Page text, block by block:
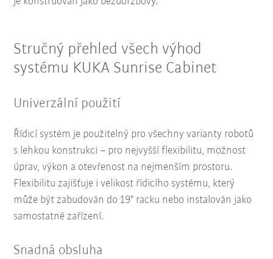
Stručný přehled všech výhod
systému KUKA Sunrise Cabinet
Univerzální použití
Řídicí systém je použitelný pro všechny varianty robotů
s lehkou konstrukci – pro nejvyšší flexibilitu, možnost
úprav, výkon a otevřenost na nejmenším prostoru.
Flexibilitu zajišťuje i velikost řídicího systému, který
může být zabudován do 19" racku nebo instalován jako
samostatné zařízení.
Snadná obsluha